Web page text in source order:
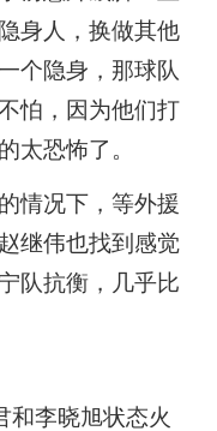
身人，换做其他
个隐身，那球队
怕，因为他们打
太恐怖了。
情况下，等外援
继伟也找到感觉
队抗衡，几乎比
和李晓旭状态火